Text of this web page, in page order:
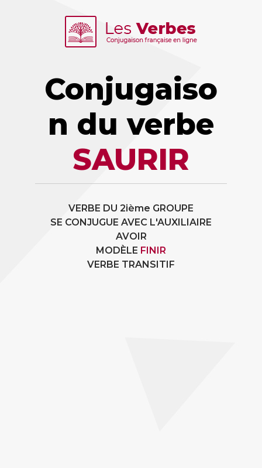
Conjugaiso
n du verbe
SAURIR
VERBE DU 2ième GROUPE
SE CONJUGUE AVEC L'AUXILIAIRE
AVOIR
MODÈLE FINIR
VERBE TRANSITIF